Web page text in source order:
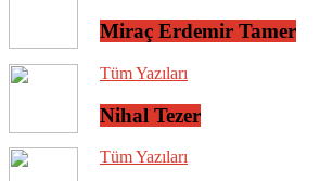
Miraç Erdemir Tamer
Tüm Yazıları
Nihal Tezer
Tüm Yazıları